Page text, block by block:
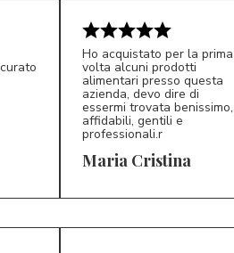
MC 5/5
Ho acquistato per la prima
volta alcuni prodotti
alimentari presso questa
azienda, devo dire di
essermi trovata benissimo,
affidabili, gentili e
professionali.r
Maria Cristina